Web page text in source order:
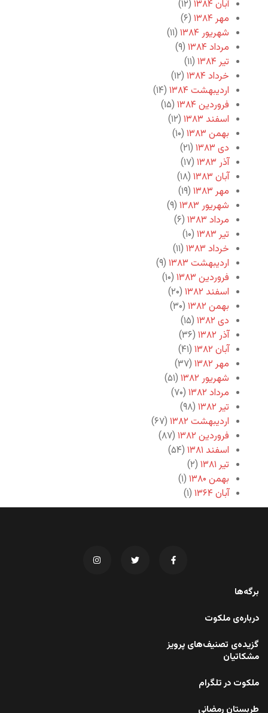
آبان ۱۳۸۴
(۱۲)
مهر ۱۳۸۴
(۶)
شهریور ۱۳۸۴
(۱۱)
مرداد ۱۳۸۴
(۹)
تیر ۱۳۸۴
(۱۱)
خرداد ۱۳۸۴
(۱۲)
اردیبهشت ۱۳۸۴
(۱۴)
فروردین ۱۳۸۴
(۱۵)
اسفند ۱۳۸۳
(۱۲)
بهمن ۱۳۸۳
(۱۰)
دی ۱۳۸۳
(۲۱)
آذر ۱۳۸۳
(۱۷)
آبان ۱۳۸۳
(۱۸)
مهر ۱۳۸۳
(۱۹)
شهریور ۱۳۸۳
(۹)
مرداد ۱۳۸۳
(۶)
تیر ۱۳۸۳
(۱۰)
خرداد ۱۳۸۳
(۱۱)
اردیبهشت ۱۳۸۳
(۹)
فروردین ۱۳۸۳
(۱۰)
اسفند ۱۳۸۲
(۲۰)
بهمن ۱۳۸۲
(۳۰)
دی ۱۳۸۲
(۱۵)
آذر ۱۳۸۲
(۳۶)
آبان ۱۳۸۲
(۴۱)
مهر ۱۳۸۲
(۳۷)
شهریور ۱۳۸۲
(۵۱)
مرداد ۱۳۸۲
(۷۰)
تیر ۱۳۸۲
(۹۸)
اردیبهشت ۱۳۸۲
(۶۷)
فروردین ۱۳۸۲
(۸۷)
اسفند ۱۳۸۱
(۵۴)
تیر ۱۳۸۱
(۲)
بهمن ۱۳۸۰
(۱)
آبان ۱۳۶۴
(۱)
برگه‌ها
درباره‌ی ملکوت
گزیده‌ی تصنیف‌های پرویز
مشکاتیان
ملکوت در تلگرام
طربستان رمضانی